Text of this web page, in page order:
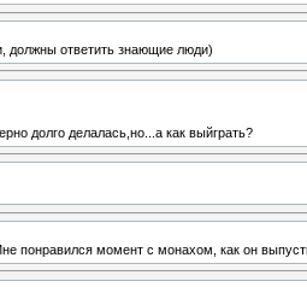
должны ответить знающие люди)
долго делалась,но...а как выйграть?
понравился момент с монахом, как он